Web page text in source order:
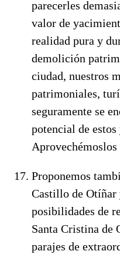
parecerles
valor de
realidad pura y
demolición
ciudad, nuestros
patrimoniales,
seguramente se
potencial de
Aprovechémoslos
Proponemos
Castillo de Otíñar
posibilidades de
Santa Cristina de
parajes de